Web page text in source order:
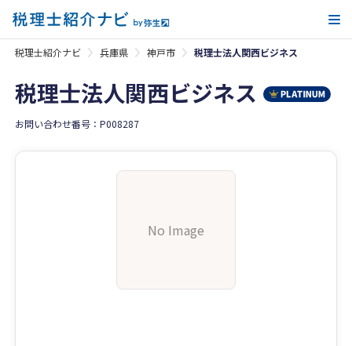
税理士紹介ナビ 兵庫県 神戸市 税理士法人関西ビジネス
税理士法人関西ビジネス
お問い合わせ番号：P008287
No Image